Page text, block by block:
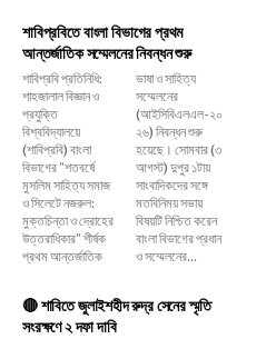
শাবিপ্রবিতে বাংলা বিভাগের প্রথম
আন্তর্জাতিক সম্মেলনের নিবন্ধন শুরু
শাবিপ্রবি প্রতিনিধি:
শাহজালাল বিজ্ঞান ও
প্রযুক্তি
বিশ্ববিদ্যালয়ে
(শাবিপ্রবি) বাংলা
বিভাগের "শতবর্ষে
মুসলিম সাহিত্য সমাজ
ও সিলেটে নজরুল:
মুক্তচিন্তা ও দ্রোহের
উত্তরাধিকার" শীর্ষক
প্রথম আন্তর্জাতিক
ভাষা ও সাহিত্য
সম্মেলনের
(আইসিবিএলএল-২০
২৬) নিবন্ধন শুরু
হয়েছে। সোমবার (৩
আগস্ট) দুপুর ১টায়
সাংবাদিকদের সঙ্গে
মতবিনিময় সভায়
বিষয়টি নিশ্চিত করেন
বাংলা বিভাগের প্রধান
ও সম্মেলনের...
🔴 শাবিতে জুলাইশহীদ রুদ্র সেনের স্মৃতি
সংরক্ষণে ২ দফা দাবি